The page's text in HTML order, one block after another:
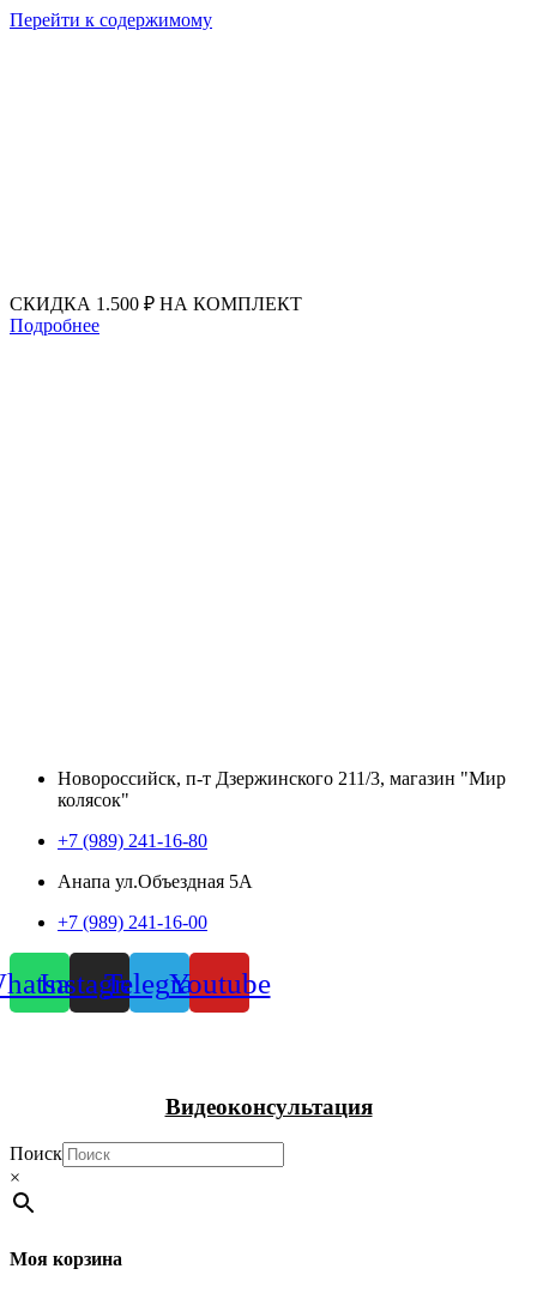
Перейти к содержимому
СКИДКА 1.500 ₽ НА КОМПЛЕКТ
Подробнее
Новороссийск, п-т Дзержинского 211/3, магазин "Мир
колясок"
+7 (989) 241-16-80
Анапа ул.Объездная 5А
+7 (989) 241-16-00
InstagramTelegramYoutube
Видеоконсультация
Поиск
×
Моя корзина